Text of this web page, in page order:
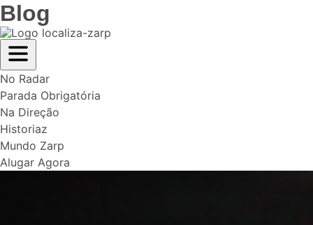
Blog
No Radar
Parada Obrigatória
Na Direção
Historiaz
Mundo Zarp
Alugar Agora